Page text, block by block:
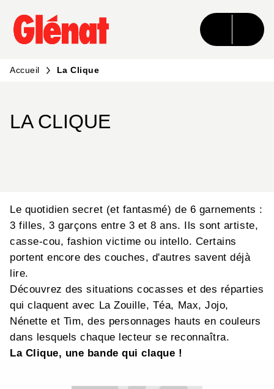
MENU RECHERCHE CONTENU
PIED DE PAGE
Accueil La Clique
LA CLIQUE
Le quotidien secret (et fantasmé) de 6 garnements :
3 filles, 3 garçons entre 3 et 8 ans. Ils sont artiste,
casse-cou, fashion victime ou intello. Certains
portent encore des couches, d'autres savent déjà
lire.
Découvrez des situations cocasses et des réparties
qui claquent avec La Zouille, Téa, Max, Jojo,
Nénette et Tim, des personnages hauts en couleurs
dans lesquels chaque lecteur se reconnaîtra.
La Clique, une bande qui claque !